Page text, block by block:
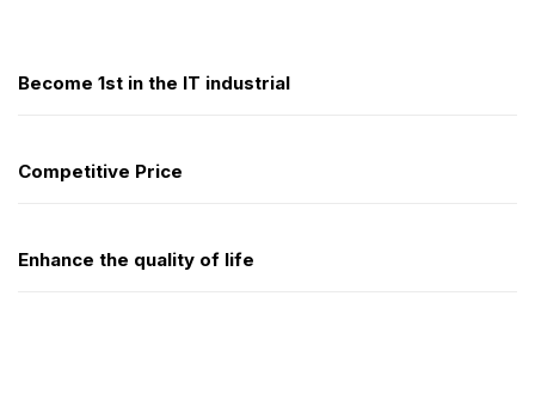
Become 1st in the IT industrial
Competitive Price
Enhance the quality of life